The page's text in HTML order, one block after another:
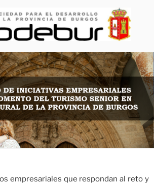
TURISMO SENIOR
empresariales que respondan al reto y